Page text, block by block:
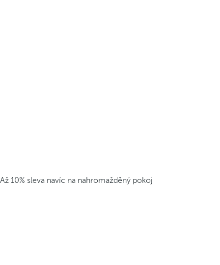
Až 10% sleva navíc na nahromažděný pokoj